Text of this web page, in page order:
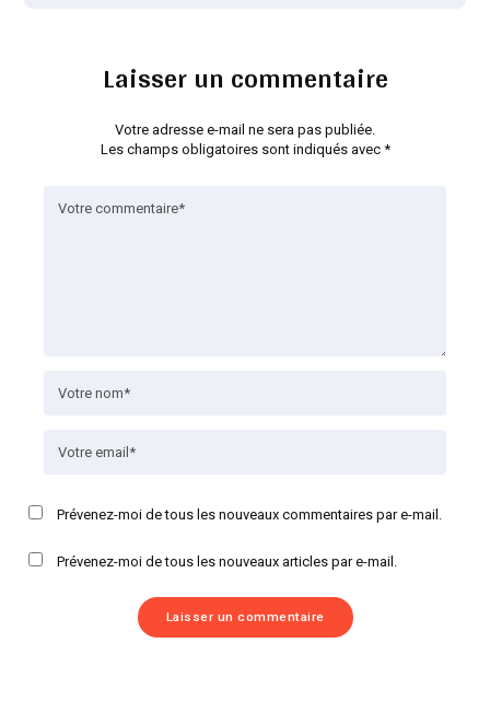
Laisser un commentaire
Votre adresse e-mail ne sera pas publiée.
Les champs obligatoires sont indiqués avec *
Prévenez-moi de tous les nouveaux commentaires par e-mail.
Prévenez-moi de tous les nouveaux articles par e-mail.